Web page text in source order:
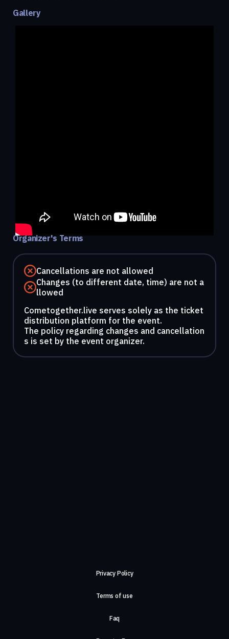
Gallery
Organizer's Terms
Cancellations are not allowed
Changes (to different date, time) are not a
llowed
Cometogether.live serves solely as the ticket
distribution platform for the event.
The policy regarding changes and cancellation
s is set by the event organizer.
Privacy Policy
Terms of use
Faq